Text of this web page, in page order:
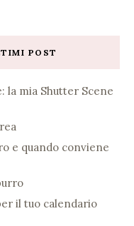
POST
la mia Shutter Scene
e quando conviene
il tuo calendario